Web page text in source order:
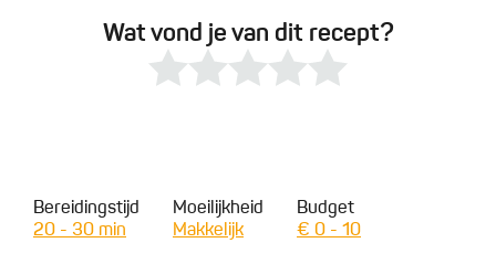
Wat vond je van dit recept?
Bereidingstijd
20 - 30 min
Moeilijkheid
Makkelijk
Budget
€ 0 - 10